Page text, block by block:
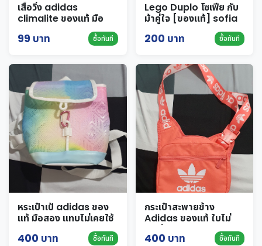
เสื้อวิ่ง adidas
climalite ของแท้ มือ
99 บาท ซื้อทันที
Lego Duplo โซเฟีย กับ
ม้าคู่ใจ [ของแท้] sofia
200 บาท ซื้อทันที
หระเป๋าเป้ adidas ของ
แท้ มือสอง แทบไม่เคยใช้
400 บาท ซื้อทันที
กระเป๋าสะพายข้าง
Adidas ของแท้ ใบไม่
ใหญ่
400 บาท ซื้อทันที